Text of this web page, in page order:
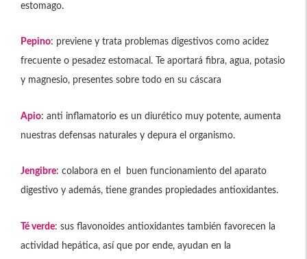
estomago.
Pepino: previene y trata problemas digestivos como acidez
frecuente o pesadez estomacal. Te aportará fibra, agua, potasio
y magnesio, presentes sobre todo en su cáscara
Apio: anti inflamatorio es un diurético muy potente, aumenta
nuestras defensas naturales y depura el organismo.
Jengibre: colabora en el buen funcionamiento del aparato
digestivo y además, tiene grandes propiedades antioxidantes.
Té verde: sus flavonoides antioxidantes también favorecen la
actividad hepática, así que por ende, ayudan en la